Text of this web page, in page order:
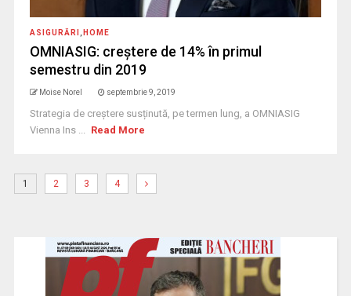
ASIGURĂRI HOME
OMNIASIG: creștere de 14% în primul
semestru din 2019
Moise Norel septembrie 9, 2019
Strategia de creștere susținută, pe termen lung, a OMNIASIG
Vienna Ins ... Read More
1 2 3 4